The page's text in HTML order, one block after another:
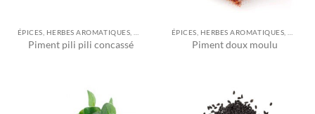
Piment pili pili concassé Piment doux moulu